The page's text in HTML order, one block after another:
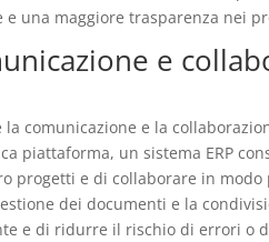
una maggiore trasparenza nei
e
comunicazione e la
piattaforma, un sistema ERP
progetti e di collaborare in modo
dei documenti e la
e di ridurre il rischio di errori o